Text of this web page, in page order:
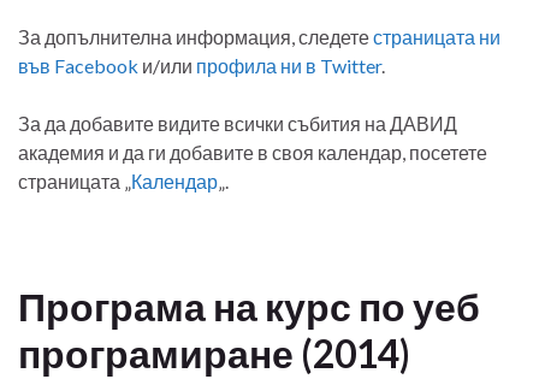
За допълнителна информация, следетестраницата ни
във Facebook и/или профила ни в Twitter.
За да добавите видите всички събития на ДАВИД
академия и да ги добавите в своя календар, посетете
страницата „Календар„.
Програма на курс по уеб
програмиране (2014)